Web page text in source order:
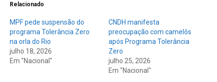
Relacionado
MPF pede suspensão do
programa Tolerância Zero
na orla do Rio
julho 18, 2026
Em "Nacional"
CNDH manifesta
preocupação com camelôs
após Programa Tolerância
Zero
julho 25, 2026
Em "Nacional"